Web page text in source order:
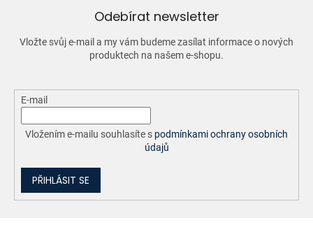
í
p
r
v
k
v
i
s
u
Odebírat newsletter
Vložte svůj e-mail a my vám budeme zasílat informace o nových
produktech na našem e-shopu.
E-mail
Vložením e-mailu souhlasíte s podmínkami ochrany osobních
údajů
PŘIHLÁSIT SE